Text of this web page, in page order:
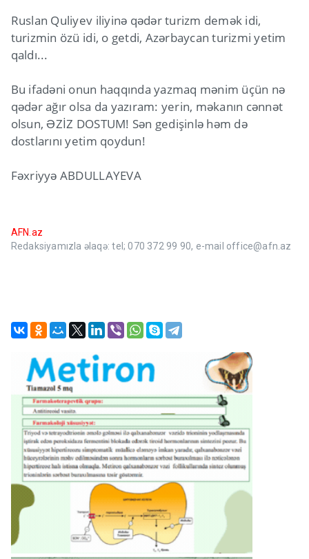
Ruslan Quliyev iliyinə qədər turizm demək idi,
turizmin özü idi, o getdi, Azərbaycan turizmi yetim
qaldı...
Bu ifadəni onun haqqında yazmaq mənim üçün nə
qədər ağır olsa da yazıram: yerin, məkanın cənnət
olsun, ƏZİZ DOSTUM! Sən gedişinlə həm də
dostlarını yetim qoydun!
Fəxriyyə ABDULLAYEVA
AFN.az
Redaksiyamızla əlaqə: tel; 070 372 99 90, e-mail office@afn.az